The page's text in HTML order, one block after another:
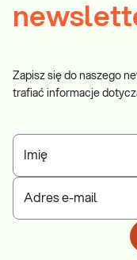
Zapisz się do naszego
trafiać informacje
Imię
Adres e-mail